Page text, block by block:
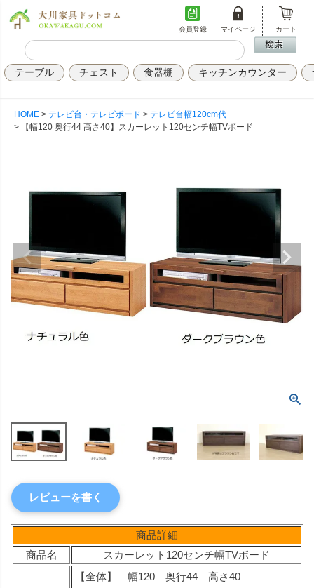
会員登録 マイページ カート
テーブル チェスト 食器棚 キッチンカウンター
HOME テレビ台・テレビボード
テレビ台幅120cm代
【幅120 奥行44 高さ40】スカーレット120センチ幅TVボード
レビューを書く
商品詳細
商品名
スカーレット120センチ幅TVボード
【全体】 幅120 奥行44 高さ40